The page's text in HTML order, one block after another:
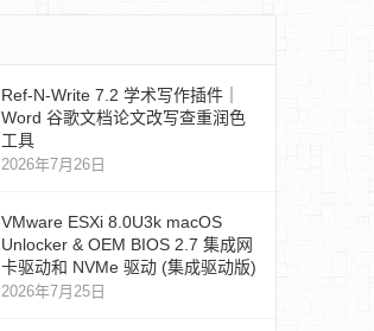
Ref‑N‑Write 7.2 学术写作插件｜
Word 谷歌文档论文改写查重润色
工具
2026年7月26日
VMware ESXi 8.0U3k macOS
Unlocker & OEM BIOS 2.7 集成网
卡驱动和 NVMe 驱动 (集成驱动版)
2026年7月25日